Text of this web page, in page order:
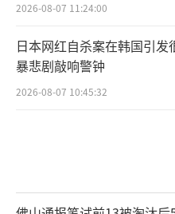
2026-08-07 11:24:00
日本网红自杀案在韩国引发
暴悲剧敲响警钟
2026-08-07 10:45:32